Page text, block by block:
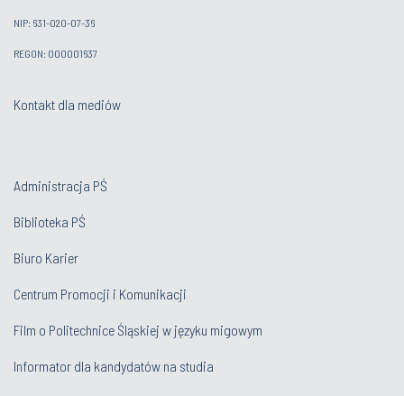
NIP: 631-020-07-36
REGON: 000001637
Kontakt dla mediów
Administracja PŚ
Biblioteka PŚ
Biuro Karier
Centrum Promocji i Komunikacji
Film o Politechnice Śląskiej w języku migowym
Informator dla kandydatów na studia